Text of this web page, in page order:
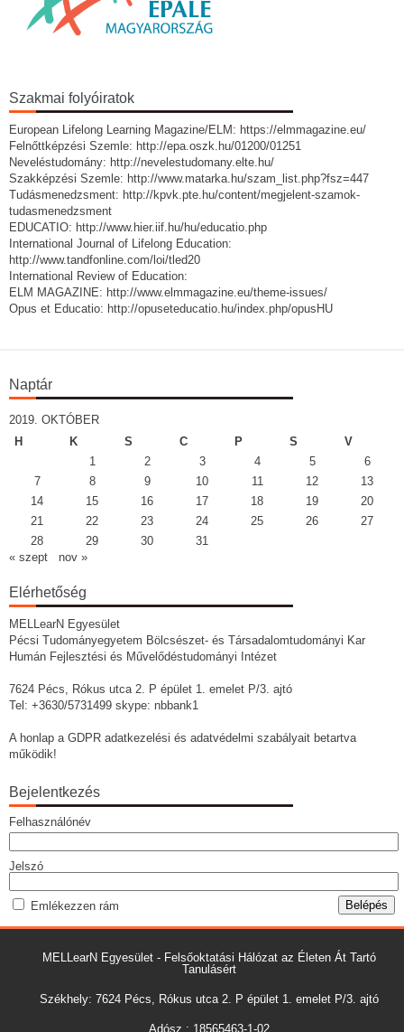
Szakmai folyóiratok
European Lifelong Learning Magazine/ELM: https://elmmagazine.eu/
Felnőttképzési Szemle: http://epa.oszk.hu/01200/01251
Neveléstudomány: http://nevelestudomany.elte.hu/
Szakképzési Szemle: http://www.matarka.hu/szam_list.php?fsz=447
Tudásmenedzsment: http://kpvk.pte.hu/content/megjelent-szamok-
tudasmenedzsment
EDUCATIO: http://www.hier.iif.hu/hu/educatio.php
International Journal of Lifelong Education:
http://www.tandfonline.com/loi/tled20
International Review of Education:
ELM MAGAZINE: http://www.elmmagazine.eu/theme-issues/
Opus et Educatio: http://opuseteducatio.hu/index.php/opusHU
Naptár
2019. OKTÓBER
H
K S C P S
V
1
2 3 4 5
6
7
8 9 10 11 12
13
14
15 16 17 18 19
20
21
22 23 24 25 26
27
28
29 30
31
« szept
nov »
Elérhetőség
MELLearN Egyesület
Pécsi Tudományegyetem Bölcsészet- és Társadalomtudományi Kar
Humán Fejlesztési és Művelődéstudományi Intézet
7624 Pécs, Rókus utca 2. P épület 1. emelet P/3. ajtó
Tel: +3630/5731499 skype: nbbank1
A honlap a GDPR adatkezelési és adatvédelmi szabályait betartva
működik!
Bejelentkezés
Felhasználónév
Jelszó
Emlékezzen rám
MELLearN Egyesület - Felsőoktatási Hálózat az Életen Át Tartó
Tanulásért
Székhely: 7624 Pécs, Rókus utca 2. P épület 1. emelet P/3. ajtó
Adósz.: 18565463-1-02